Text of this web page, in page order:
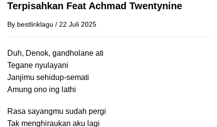
Terpisahkan Feat Achmad Twentynine
By bestliriklagu / 22 Juli 2025
Duh, Denok, gandholane ati
Tegane nyulayani
Janjimu sehidup-semati
Amung ono ing lathi
Rasa sayangmu sudah pergi
Tak menghiraukan aku lagi